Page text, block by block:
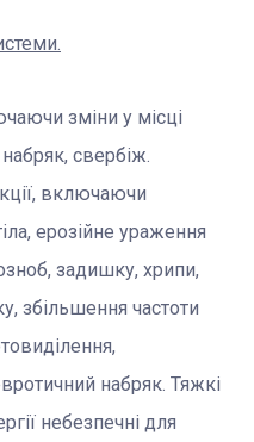
зміни у місці
набряк, свербіж.
включаючи
ерозійне ураження
задишку, хрипи,
збільшення частоти
набряк. Тяжкі
небезпечні для